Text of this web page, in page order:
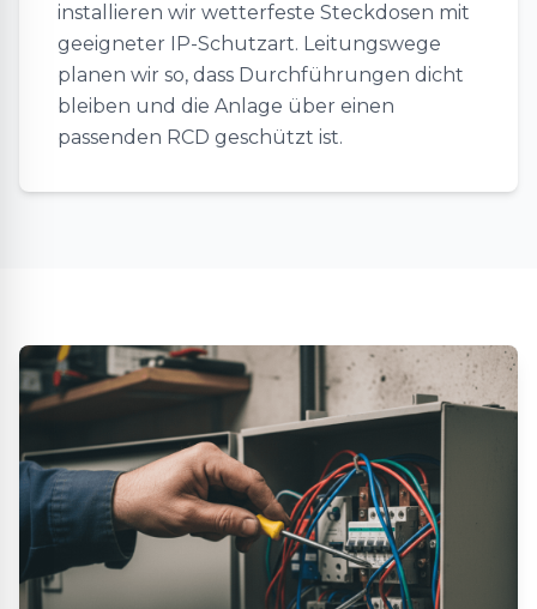
installieren wir wetterfeste Steckdosen mit
geeigneter IP-Schutzart. Leitungswege
planen wir so, dass Durchführungen dicht
bleiben und die Anlage über einen
passenden RCD geschützt ist.